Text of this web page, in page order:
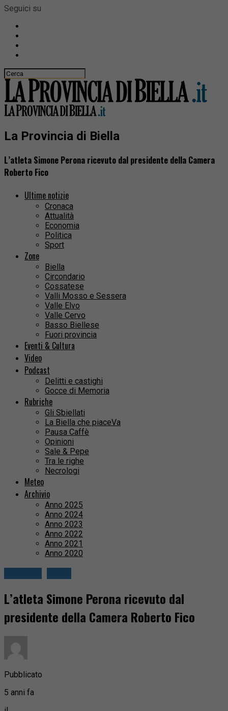
Seguici su
La Provincia di Biella
L’atleta Simone Perona ricevuto dal presidente della Camera
Roberto Fico
Ultime notizie
Cronaca
Attualità
Economia
Politica
Sport
Zone
Biella
Circondario
Cossatese
Valli Mosso e Sessera
Valle Elvo
Valle Cervo
Basso Biellese
Fuori provincia
Eventi & Cultura
Video
Podcast
Delitti e castighi
Gocce di Memoria
Rubriche
Gli Sbiellati
La Biella che piaceVa
Pausa Caffè
Opinioni
Sale & Pepe
Tra le righe
Necrologi
Meteo
Archivio
Anno 2025
Anno 2024
Anno 2023
Anno 2022
Anno 2021
Anno 2020
L’atleta Simone Perona ricevuto dal
presidente della Camera Roberto Fico
Pubblicato
5 anni fa